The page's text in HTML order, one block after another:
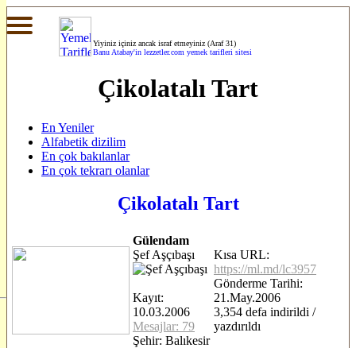
Yiyiniz içiniz ancak israf etmeyiniz (Araf 31)
Banu Atabay'in lezzetler.com yemek tarifleri sitesi
Çikolatalı Tart
En Yeniler
Alfabetik dizilim
En çok bakılanlar
En çok tekrarı olanlar
Çikolatalı Tart
Gülendam
Şef Aşçıbaşı
Kayıt:
10.03.2006
Mesajlar: 79
Şehir: Balıkesir
Kısa URL:
https://ml.md/lc3957
Gönderme Tarihi:
21.May.2006
3,354 defa indirildi /
yazdırıldı